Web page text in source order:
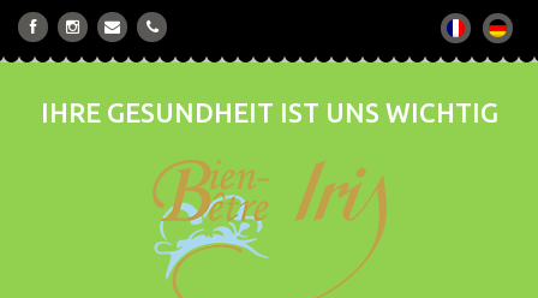
IHRE GESUNDHEIT IST UNS WICHTIG